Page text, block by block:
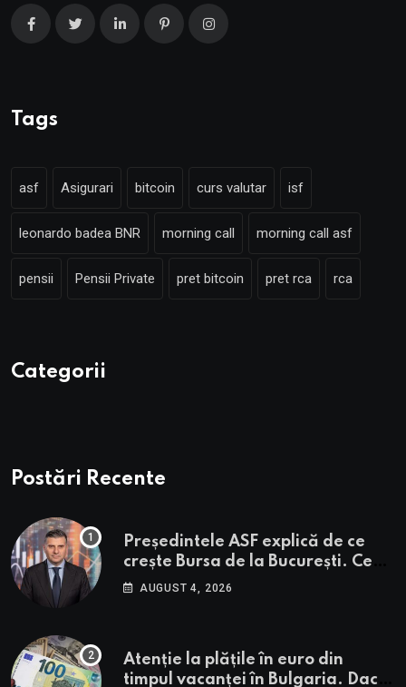
Tags
asf Asigurari bitcoin curs valutar isf
leonardo badea BNR morning call morning call asf
pensii Pensii Private pret bitcoin pret rca rca
Categorii
Postări Recente
Președintele ASF explică de ce
crește Bursa de la București. Ce
urmează pentru BVB potrivit lui
AUGUST 4, 2026
Atenție la plățile în euro din
timpul vacanței în Bulgaria. Dacă